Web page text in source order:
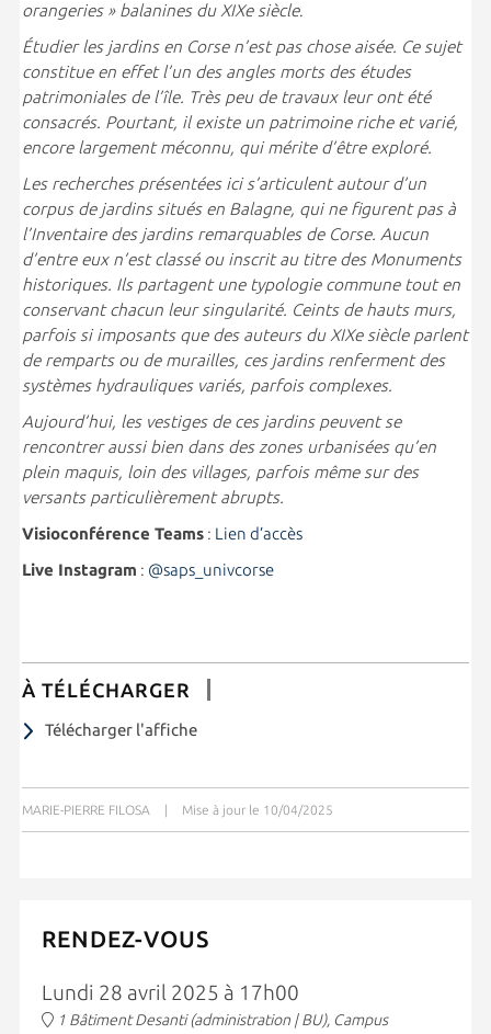
orangeries » balanines du XIXe siècle.
Étudier les jardins en Corse n’est pas chose aisée. Ce sujet
constitue en effet l’un des angles morts des études
patrimoniales de l’île. Très peu de travaux leur ont été
consacrés. Pourtant, il existe un patrimoine riche et varié,
encore largement méconnu, qui mérite d’être exploré.
Les recherches présentées ici s’articulent autour d’un
corpus de jardins situés en Balagne, qui ne figurent pas à
l’Inventaire des jardins remarquables de Corse. Aucun
d’entre eux n’est classé ou inscrit au titre des Monuments
historiques. Ils partagent une typologie commune tout en
conservant chacun leur singularité. Ceints de hauts murs,
parfois si imposants que des auteurs du XIXe siècle parlent
de remparts ou de murailles, ces jardins renferment des
systèmes hydrauliques variés, parfois complexes.
Aujourd’hui, les vestiges de ces jardins peuvent se
rencontrer aussi bien dans des zones urbanisées qu’en
plein maquis, loin des villages, parfois même sur des
versants particulièrement abrupts.
Visioconférence Teams: Lien d’accès
Live Instagram : @saps_univcorse
À TÉLÉCHARGER
Télécharger l'affiche
MARIE-PIERRE FILOSA | Mise à jour le 10/04/2025
RENDEZ-VOUS
Lundi 28 avril 2025 à 17h00
1 Bâtiment Desanti (administration | BU), Campus